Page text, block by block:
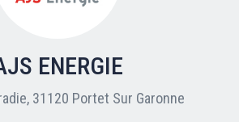
ENERGIE
31120 Portet Sur Garonne